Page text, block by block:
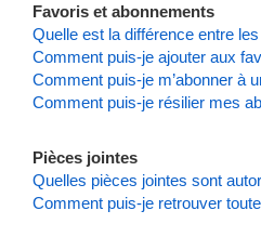
Favoris et abonnements
Quelle est la différence entre
Comment puis-je ajouter aux
Comment puis-je m’abonner à
Comment puis-je résilier mes
Pièces jointes
Quelles pièces jointes sont
Comment puis-je retrouver